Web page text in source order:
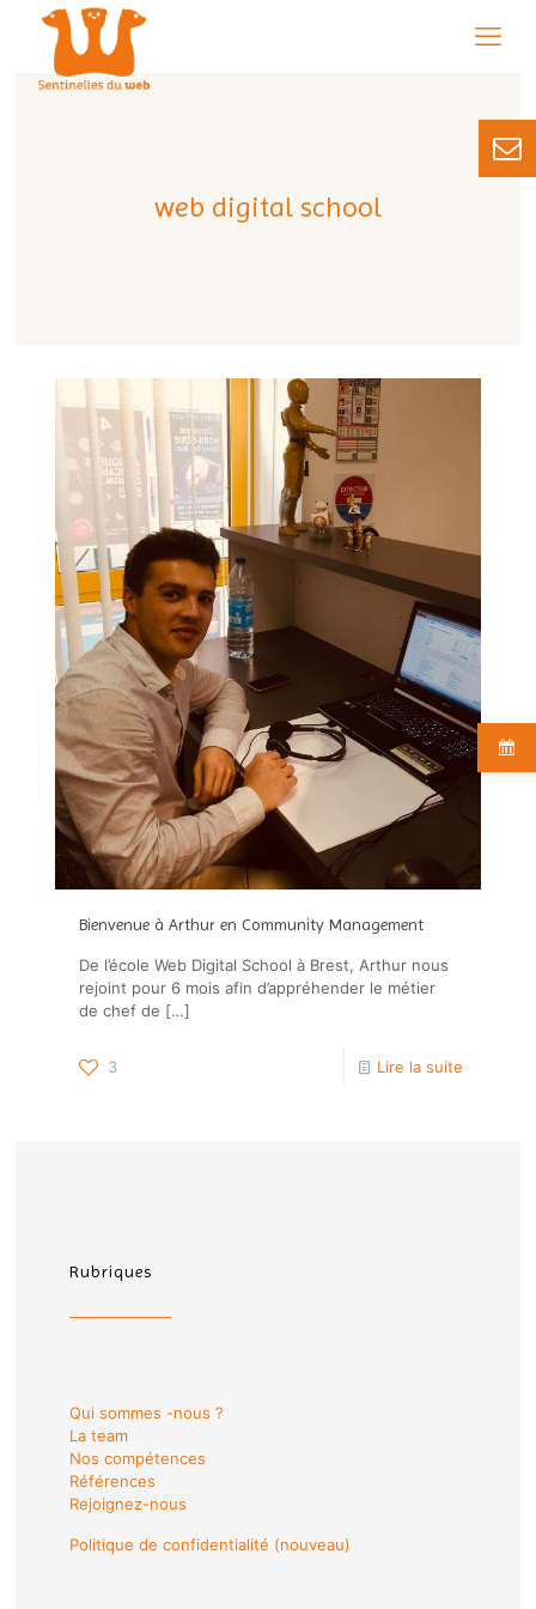
web digital school
Bienvenue à Arthur en Community Management
De l’école Web Digital School à Brest, Arthur nous
rejoint pour 6 mois afin d’appréhender le métier
de chef de […]
3 Lire la suite
Rubriques
Qui sommes -nous ?
La team
Nos compétences
Références
Rejoignez-nous
Politique de confidentialité (nouveau)